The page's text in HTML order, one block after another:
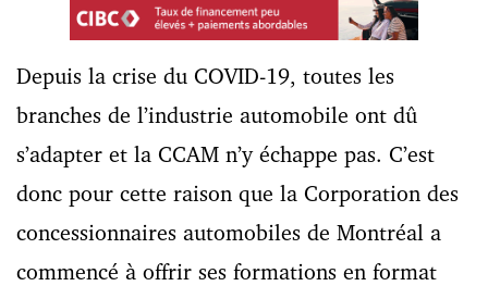
Depuis la crise du COVID-19, toutes les
branches de l’industrie automobile ont dû
s’adapter et la CCAM n’y échappe pas. C’est
donc pour cette raison que la Corporation des
concessionnaires automobiles de Montréal a
commencé à offrir ses formations en format